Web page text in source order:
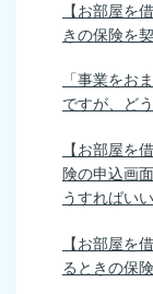
【お部屋を
きの保険を
「事業をお
ですが、ど
【お部屋を
険の申込画
うすればい
【お部屋を
るときの保